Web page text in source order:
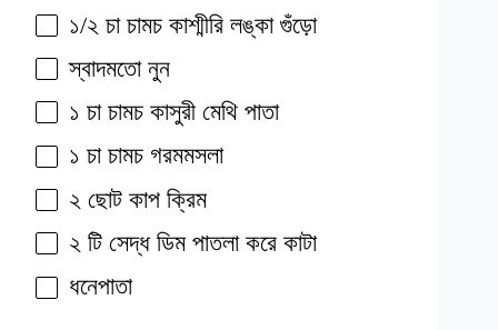
১/২ চা চামচ কাশ্মীরি লঙ্কা গুঁড়ো
স্বাদমতো নুন
১ চা চামচ কাসুরী মেথি পাতা
১ চা চামচ গরমমসলা
২ ছোট কাপ ক্রিম
২ টি সেদ্ধ ডিম পাতলা করে কাটা
ধনেপাতা